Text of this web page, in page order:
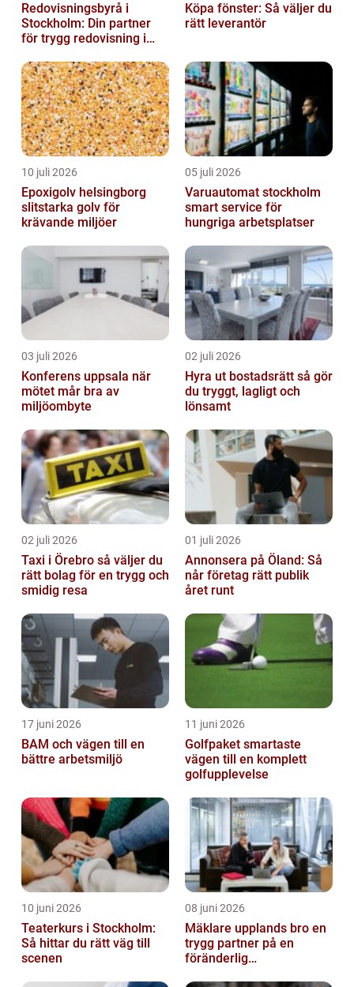
Redovisningsbyrå i
Stockholm: Din partner
för trygg redovisning i
Köpa fönster: Så väljer du
rätt leverantör
10 juli 2026
Epoxigolv helsingborg
slitstarka golv för
krävande miljöer
05 juli 2026
Varuautomat stockholm
smart service för
hungriga arbetsplatser
03 juli 2026
Konferens uppsala när
mötet mår bra av
miljöombyte
02 juli 2026
Hyra ut bostadsrätt så gör
du tryggt, lagligt och
lönsamt
02 juli 2026
Taxi i Örebro så väljer du
rätt bolag för en trygg och
smidig resa
01 juli 2026
Annonsera på Öland: Så
når företag rätt publik
året runt
17 juni 2026
BAM och vägen till en
bättre arbetsmiljö
11 juni 2026
Golfpaket smartaste
vägen till en komplett
golfupplevelse
10 juni 2026
Teaterkurs i Stockholm:
Så hittar du rätt väg till
scenen
08 juni 2026
Mäklare upplands bro en
trygg partner på en
föränderlig